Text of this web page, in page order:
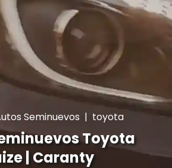
Seminuevos | toyota
Toyota
| Caranty